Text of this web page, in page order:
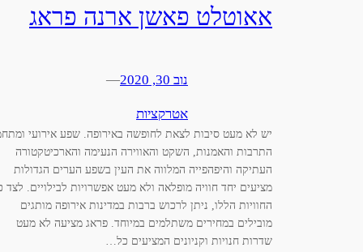
אאוטלט פאשן ארנה פראג
נוב 30, 2020 —
אטרקציות
יש לא מעט סיבות לצאת לחופשה באירופה. שפע אירועי
התרבות והאמנות, השקט והאווירה הנעימה והארכיטקטורה
העתיקה והיפהפייה המלווה את העין בשפע הערים הגדולות
מציעים יחד חוויה מופלאה ולא מעט אפשרויות לבילויים. לצד
החוויות הללו, ניתן לרכוש ברבות במדינות אירופה מותגים
מובילים במחירים משתלמים במיוחד. פראג מציעה לא מעט
שדרות חנויות וקניונים המציעים כל…